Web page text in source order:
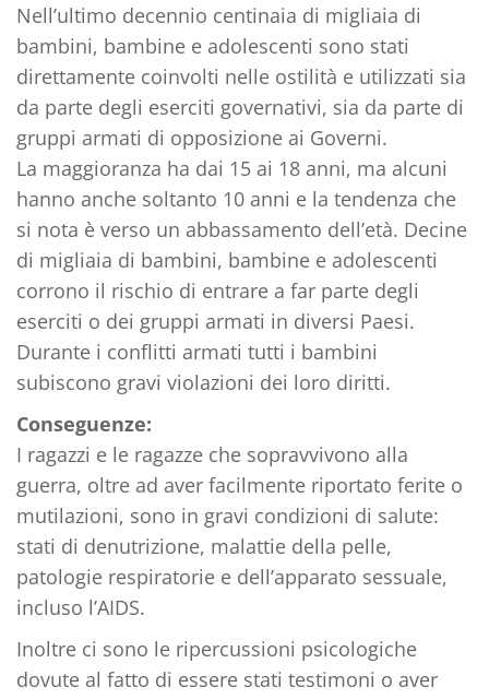
Nell’ultimo decennio centinaia di migliaia di
bambini, bambine e adolescenti sono stati
direttamente coinvolti nelle ostilità e utilizzati sia
da parte degli eserciti governativi, sia da parte di
gruppi armati di opposizione ai Governi.
La maggioranza ha dai 15 ai 18 anni, ma alcuni
hanno anche soltanto 10 anni e la tendenza che
si nota è verso un abbassamento dell’età. Decine
di migliaia di bambini, bambine e adolescenti
corrono il rischio di entrare a far parte degli
eserciti o dei gruppi armati in diversi Paesi.
Durante i conflitti armati tutti i bambini
subiscono gravi violazioni dei loro diritti.
Conseguenze:
I ragazzi e le ragazze che sopravvivono alla
guerra, oltre ad aver facilmente riportato ferite o
mutilazioni, sono in gravi condizioni di salute:
stati di denutrizione, malattie della pelle,
patologie respiratorie e dell’apparato sessuale,
incluso l’AIDS.
Inoltre ci sono le ripercussioni psicologiche
dovute al fatto di essere stati testimoni o aver